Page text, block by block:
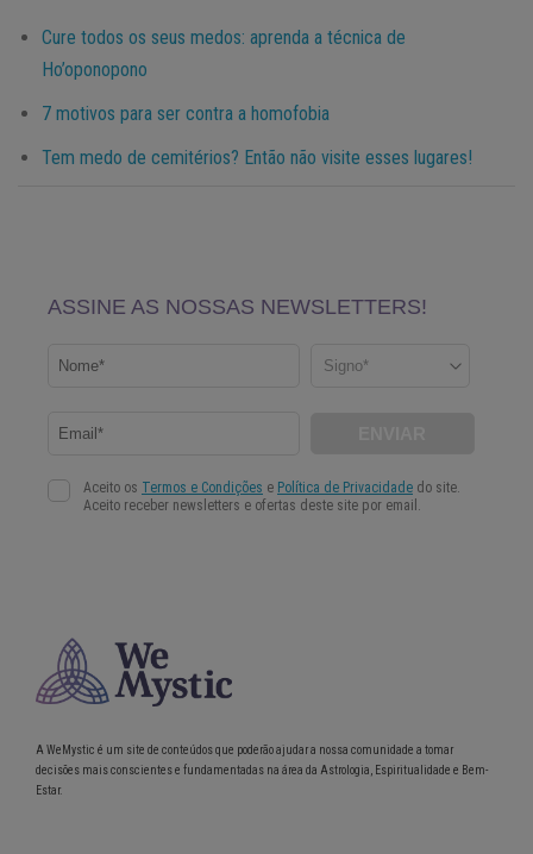
Cure todos os seus medos: aprenda a técnica de
Ho’oponopono
7 motivos para ser contra a homofobia
Tem medo de cemitérios? Então não visite esses lugares!
A WeMystic é um site de conteúdos que poderão ajudar a nossa comunidade a tomar
decisões mais conscientes e fundamentadas na área da Astrologia, Espiritualidade e Bem-
Estar.